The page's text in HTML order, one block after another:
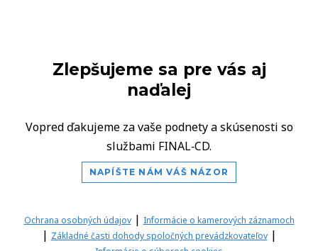
Zlepšujeme sa pre vás aj
naďalej
Vopred ďakujeme za vaše podnety a skúsenosti so
službami FINAL‑CD.
NAPÍŠTE NÁM VÁŠ NÁZOR
Ochrana osobných údajov| Informácie o kamerových záznamoch
| Základné časti dohody spoločných prevádzkovateľov|